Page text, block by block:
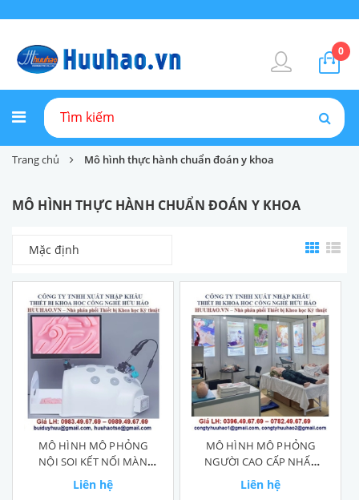
0
Trang chủ Mô hình thực hành chuẩn đoán y khoa
MÔ HÌNH THỰC HÀNH CHUẨN ĐOÁN Y KHOA
Mặc định
MÔ HÌNH MÔ PHỎNG
NỘI SOI KẾT NỐI MÀN
HÌNH
Liên hệ
MÔ HÌNH MÔ PHỎNG
NGƯỜI CAO CẤP NHẤT
GD/10000
Liên hệ